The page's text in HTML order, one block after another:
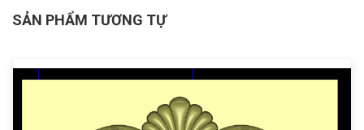
SẢN PHẨM TƯƠNG TỰ